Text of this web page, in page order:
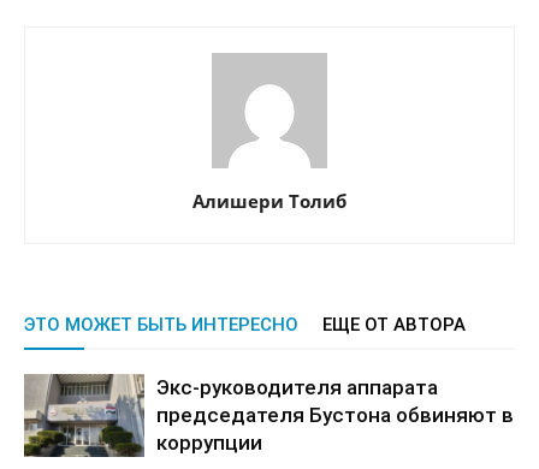
Алишери Толиб
ЭТО МОЖЕТ БЫТЬ ИНТЕРЕСНО ЕЩЕ ОТ АВТОРА
Экс-руководителя аппарата
председателя Бустона обвиняют в
коррупции